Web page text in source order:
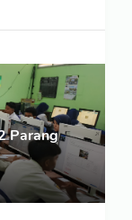
Parang